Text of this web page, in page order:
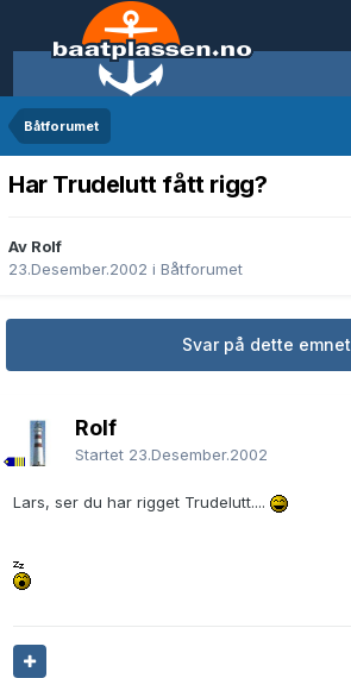
Båtforumet
Har Trudelutt fått rigg?
Av Rolf
23.Desember.2002 i Båtforumet
Svar på dette emnet
Rolf
Startet 23.Desember.2002
Lars, ser du har rigget Trudelutt....